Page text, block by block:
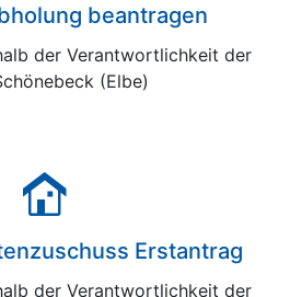
beantragen
der Verantwortlichkeit der
(Elbe)
Erstantrag
der Verantwortlichkeit der